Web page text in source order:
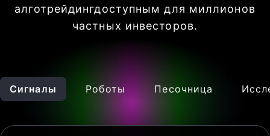
алготрейдингдоступным для миллионов
частных инвесторов.
Сигналы Роботы Песочница